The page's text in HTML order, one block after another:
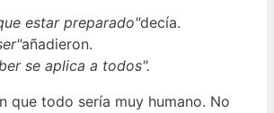
estar preparado"decía.
añadieron.
se aplica a todos".
que todo sería muy humano. No